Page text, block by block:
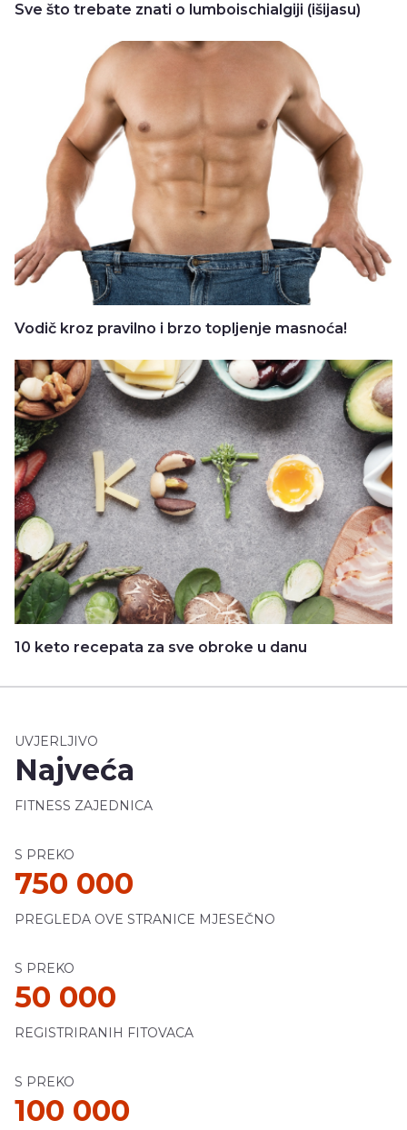
Sve što trebate znati o lumboischialgiji (išijasu)
Vodič kroz pravilno i brzo topljenje masnoća!
10 keto recepata za sve obroke u danu
UVJERLJIVO
Najveća
FITNESS ZAJEDNICA
S PREKO
750 000
PREGLEDA OVE STRANICE MJESEČNO
S PREKO
50 000
REGISTRIRANIH FITOVACA
S PREKO
100 000